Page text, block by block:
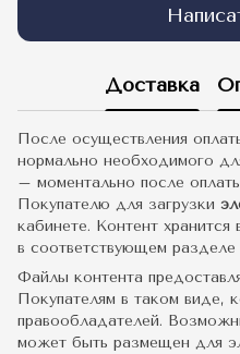
Доставка
После осуществления
нормально необходимого
– моментально после
Покупателю для загрузки
кабинете. Контент
в соответствующем разделе
Файлы контента
Покупателям в таком виде,
правообладателей.
может быть размещен для